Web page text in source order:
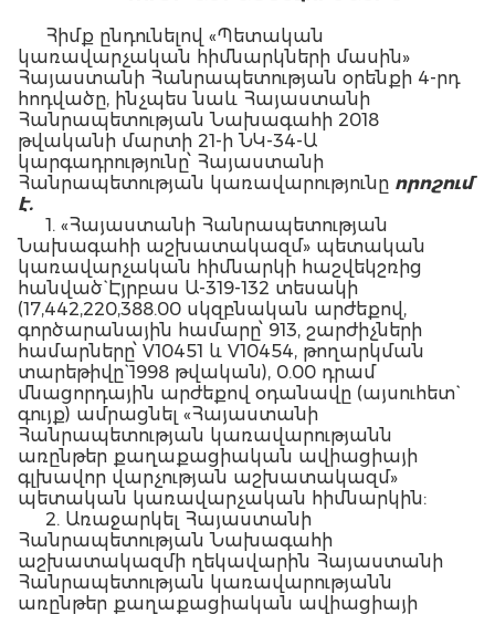
Հիմք ընդունելով «Պետական
կառավարչական հիմնարկների մասին»
Հայաստանի Հանրապետության օրենքի 4-րդ
հոդվածը, ինչպես նաև Հայաստանի
Հանրապետության Նախագահի 2018
թվականի մարտի 21-ի ՆԿ-34-Ա
կարգադրությունը՝ Հայաստանի
Հանրապետության կառավարությունը որոշում
է.
1. «Հայաստանի Հանրապետության
Նախագահի աշխատակազմ» պետական
կառավարչական հիմնարկի հաշվեկշռից
հանված` Էյրբաս Ա-319-132 տեսակի
(17,442,220,388.00 սկզբնական արժեքով,
գործարանային համարը՝ 913, շարժիչների
համարները՝ V10451 և V10454, թողարկման
տարեթիվը` 1998 թվական), 0.00 դրամ
մնացորդային արժեքով օդանավը (այսուհետ`
գույք) ամրացնել «Հայաստանի
Հանրապետության կառավարությանն
առընթեր քաղաքացիական ավիացիայի
գլխավոր վարչության աշխատակազմ»
պետական կառավարչական հիմնարկին:
2. Առաջարկել Հայաստանի
Հանրապետության Նախագահի
աշխատակազմի ղեկավարին Հայաստանի
Հանրապետության կառավարությանն
առընթեր քաղաքացիական ավիացիայի